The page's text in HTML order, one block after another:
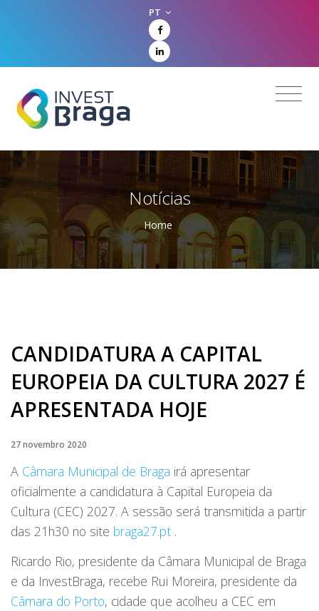
PT
Notícias
Home
CANDIDATURA A CAPITAL
EUROPEIA DA CULTURA 2027 É
APRESENTADA HOJE
27 novembro 2020
A Câmara Municipal de Braga irá apresentar
oficialmente a candidatura à Capital Europeia da
Cultura (CEC) 2027. A sessão será transmitida a partir
das 21h30 no site braga27.pt .
Ricardo Rio, presidente da Câmara Municipal de Braga
e da InvestBraga, recebe Rui Moreira, presidente da
Câmara do Porto, cidade que acolheu a CEC em